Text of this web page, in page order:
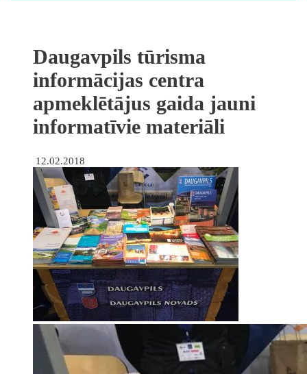
Daugavpils tūrisma
informācijas centra
apmeklētājus gaida jauni
informatīvie materiāli
12.02.2018